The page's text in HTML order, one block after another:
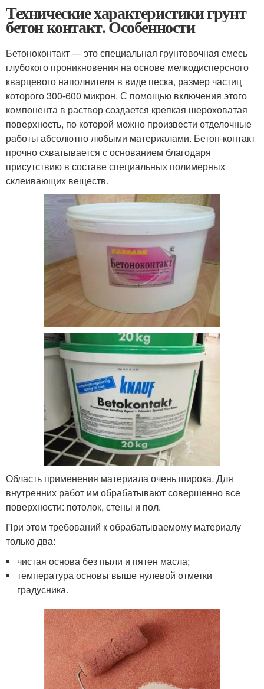
Технические характеристики грунт
бетон контакт. Особенности
Бетоноконтакт — это специальная грунтовочная смесь
глубокого проникновения на основе мелкодисперсного
кварцевого наполнителя в виде песка, размер частиц
которого 300-600 микрон. С помощью включения этого
компонента в раствор создается крепкая шероховатая
поверхность, по которой можно произвести отделочные
работы абсолютно любыми материалами. Бетон-контакт
прочно схватывается с основанием благодаря
присутствию в составе специальных полимерных
склеивающих веществ.
Область применения материала очень широка. Для
внутренних работ им обрабатывают совершенно все
поверхности: потолок, стены и пол.
При этом требований к обрабатываемому материалу
только два:
чистая основа без пыли и пятен масла;
температура основы выше нулевой отметки
градусника.